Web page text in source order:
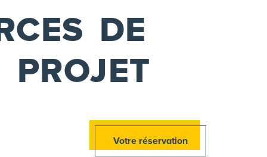
DE
Votre réservation